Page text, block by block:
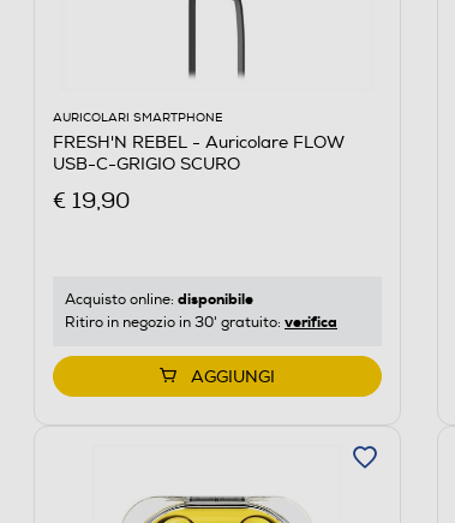
AURICOLARI SMARTPHONE
FRESH'N REBEL - Auricolare FLOW
USB-C-GRIGIO SCURO
€ 19,90
Acquisto online: disponibile
Ritiro in negozio in 30' gratuito: verifica
AGGIUNGI